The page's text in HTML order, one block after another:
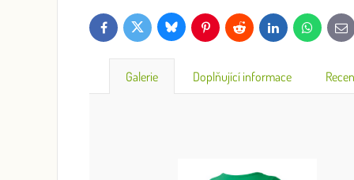
FacebookTwitter Bluesky PinterestReddit LinkedInWhatsApp
E-
mail
Galerie Doplňující informace